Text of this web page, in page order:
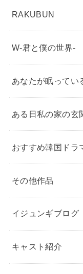
RAKUBUN
W-君と僕の世界-
あなたが眠ってい
ある日私の家の玄
おすすめ韓国ドラ
その他作品
イジュンギブログ
キャスト紹介